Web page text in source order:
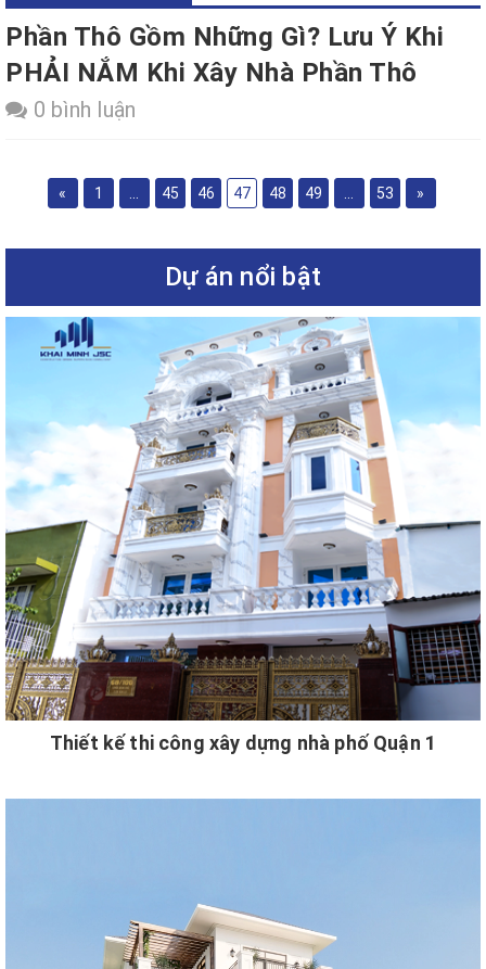
Phần Thô Gồm Những Gì? Lưu Ý Khi
PHẢI NẮM Khi Xây Nhà Phần Thô
0 bình luận
« 1 45 46 47 48 49 53 »
Dự án nổi bật
Thiết kế thi công xây dựng nhà phố Quận 1